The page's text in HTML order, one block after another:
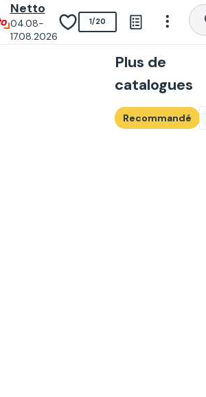
Netto
04.08-
17.08.2026
1/20
Plus de
catalogues
Recommandé